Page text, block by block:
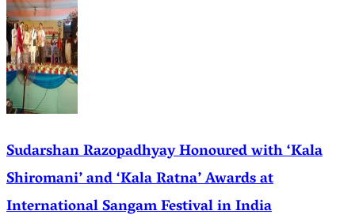
Sudarshan Razopadhyay Honoured with ‘Kala
Shiromani’ and ‘Kala Ratna’ Awards at
International Sangam Festival in India